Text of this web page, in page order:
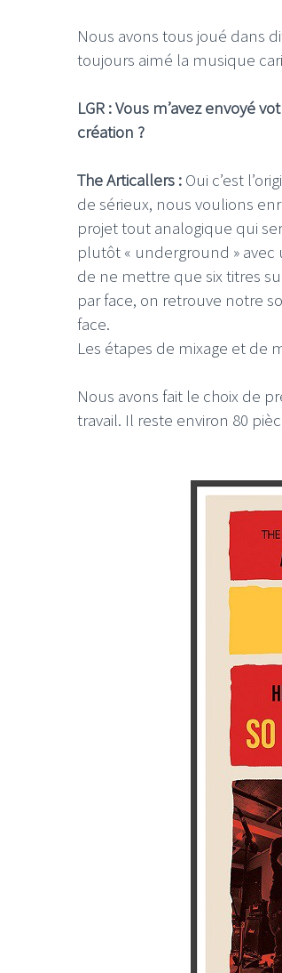
Nous avons tous joué dans
toujours aimé la musique
LGR : Vous m’avez envoyé
création ?
The Articallers : Oui c’est
de sérieux, nous voulions
projet tout analogique qui
plutôt « underground »
de ne mettre que six titres
par face, on retrouve notre
face.
Les étapes de mixage et de
Nous avons fait le choix de
travail. Il reste environ 80